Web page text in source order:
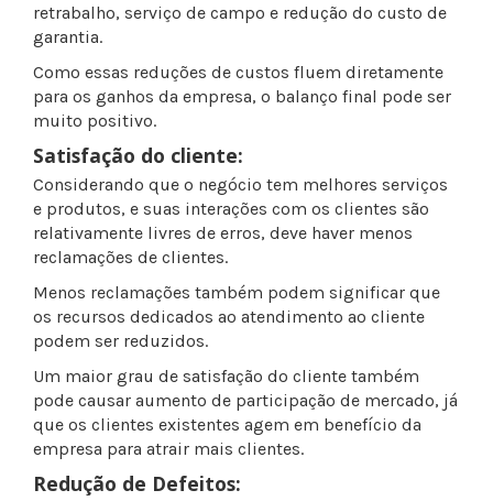
retrabalho, serviço de campo e redução do custo de
garantia.
Como essas reduções de custos fluem diretamente
para os ganhos da empresa, o balanço final pode ser
muito positivo.
Satisfação do cliente:
Considerando que o negócio tem melhores serviços
e produtos, e suas interações com os clientes são
relativamente livres de erros, deve haver menos
reclamações de clientes.
Menos reclamações também podem significar que
os recursos dedicados ao atendimento ao cliente
podem ser reduzidos.
Um maior grau de satisfação do cliente também
pode causar aumento de participação de mercado, já
que os clientes existentes agem em benefício da
empresa para atrair mais clientes.
Redução de Defeitos: